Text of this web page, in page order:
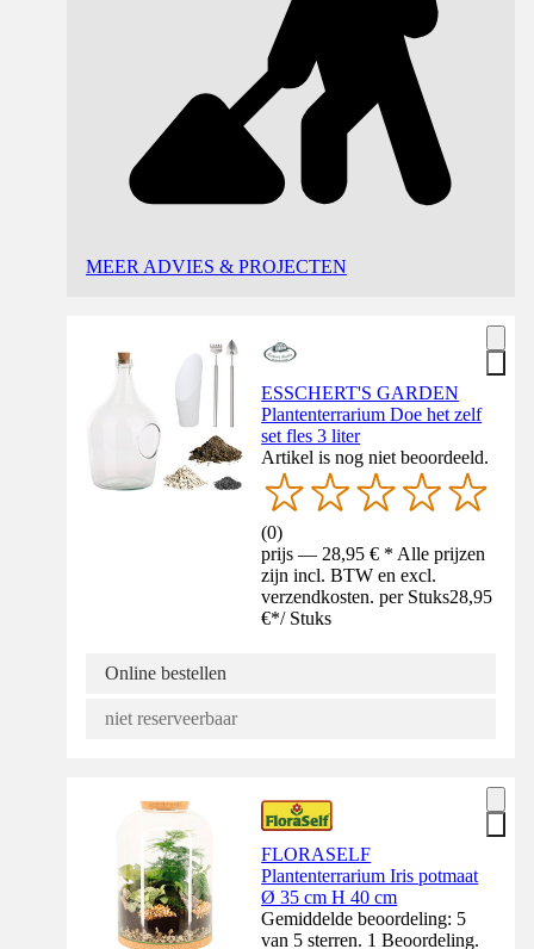
MEER ADVIES & PROJECTEN
ESSCHERT'S GARDEN
Plantenterrarium Doe het zelf
set fles 3 liter
Artikel is nog niet beoordeeld.
(0)
prijs — 28,95 € * Alle prijzen
zijn incl. BTW en excl.
verzendkosten. per Stuks28,95
€*/ Stuks
Online bestellen
niet reserveerbaar
FLORASELF
Plantenterrarium Iris potmaat
Ø 35 cm H 40 cm
Gemiddelde beoordeling: 5
van 5 sterren. 1 Beoordeling.